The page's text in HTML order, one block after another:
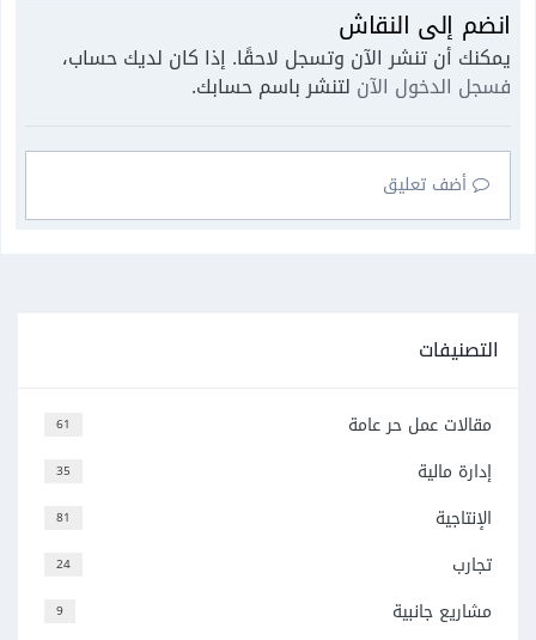
انضم إلى النقاش
يمكنك أن تنشر الآن وتسجل لاحقًا. إذا كان لديك حساب،
فسجل الدخول الآن لتنشر باسم حسابك.
أضف تعليق
التصنيفات
61 مقالات عمل حر عامة
35 إدارة مالية
81 الإنتاجية
24 تجارب
9 مشاريع جانبية